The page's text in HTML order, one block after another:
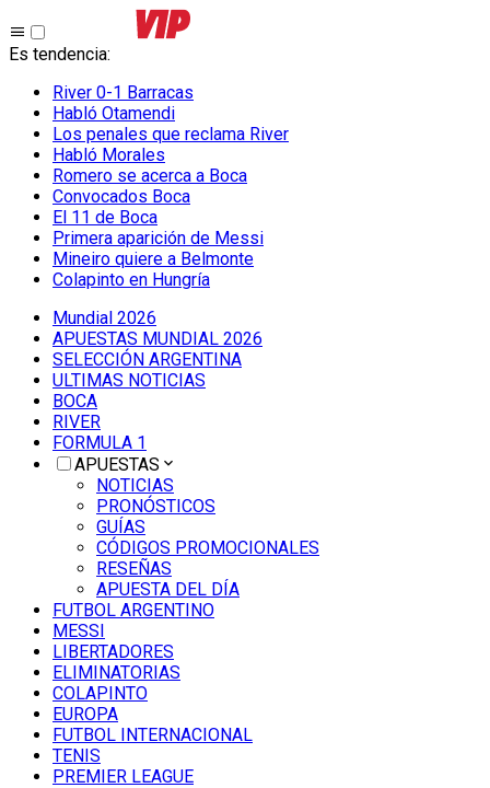
Es tendencia:
River 0-1 Barracas
Habló Otamendi
Los penales que reclama River
Habló Morales
Romero se acerca a Boca
Convocados Boca
El 11 de Boca
Primera aparición de Messi
Mineiro quiere a Belmonte
Colapinto en Hungría
Mundial 2026
APUESTAS MUNDIAL 2026
SELECCIÓN ARGENTINA
ULTIMAS NOTICIAS
BOCA
RIVER
FORMULA 1
APUESTAS
NOTICIAS
PRONÓSTICOS
GUÍAS
CÓDIGOS PROMOCIONALES
RESEÑAS
APUESTA DEL DÍA
FUTBOL ARGENTINO
MESSI
LIBERTADORES
ELIMINATORIAS
COLAPINTO
EUROPA
FUTBOL INTERNACIONAL
TENIS
PREMIER LEAGUE